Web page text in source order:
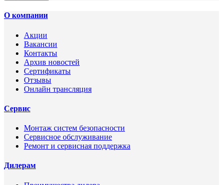
О компании
Акции
Вакансии
Контакты
Архив новостей
Сертификаты
Отзывы
Онлайн трансляция
Сервис
Монтаж систем безопасности
Сервисное обслуживание
Ремонт и сервисная поддержка
Дилерам